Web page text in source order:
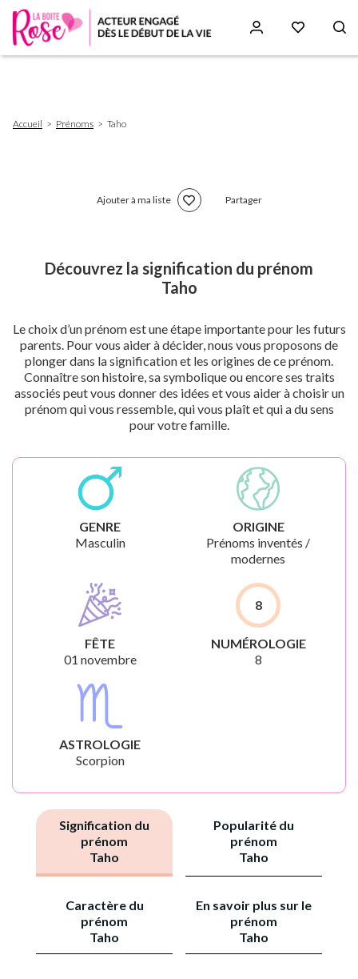
d'Ariane
Accueil Prénoms Taho
Ajouter à ma liste Partager
Découvrez la signification du prénom
Taho
Le choix d’un prénom est une étape importante pour les futurs
parents. Pour vous aider à décider, nous vous proposons de
plonger dans la signification et les origines de ce prénom.
Connaître son histoire, sa symbolique ou encore ses traits
associés peut vous donner des idées et vous aider à choisir un
prénom qui vous ressemble, qui vous plaît et qui a du sens
pour votre famille.
GENRE
Masculin
ORIGINE
Prénoms inventés /
modernes
FÊTE
01 novembre
8
NUMÉROLOGIE
8
ASTROLOGIE
Scorpion
Signification du
prénom
Taho
Popularité du
prénom
Taho
Caractère du
prénom
Taho
En savoir plus sur le
prénom
Taho